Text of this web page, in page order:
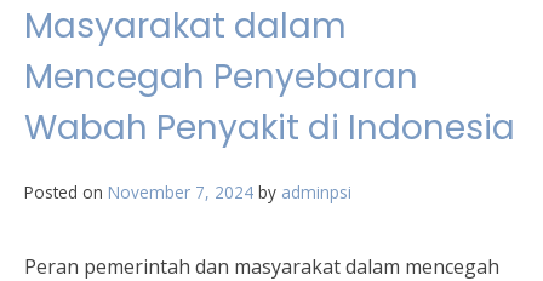
Masyarakat dalam
Mencegah Penyebaran
Wabah Penyakit di Indonesia
Posted on November 7, 2024 by adminpsi
Peran pemerintah dan masyarakat dalam mencegah